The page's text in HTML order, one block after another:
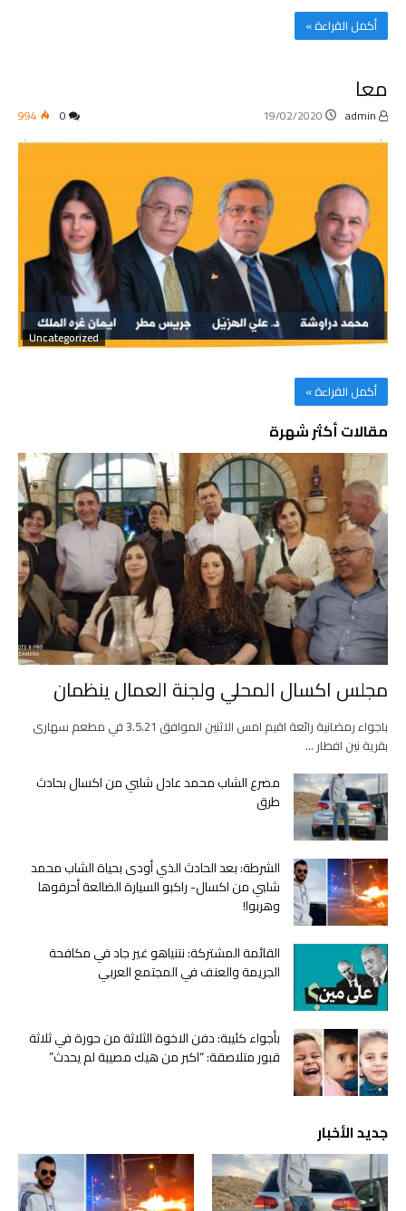
‫أكمل القراءة »‬
معا
19/02/2020
994
Uncategorized
‫أكمل القراءة »‬
مقالات أكثر شهرة
مجلس اكسال المحلي ولجنة العمال ينظمان
باجواء رمضانية رائعة اقيم امس الاثنين الموافق 3.5.21 في مطعم سهارى
بقرية نين افطار …
مصرع الشاب محمد عادل شلبي من اكسال بحادث
طرق
الشرطة: بعد الحادث الذي أودى بحياة الشاب محمد
شلبي من اكسال- راكبو السيارة الضالعة أحرقوها
وهربوا!
القائمة المشتركة: نتنياهو غير جاد في مكافحة
الجريمة والعنف في المجتمع العربي
بأجواء كئيبة: دفن الاخوة الثلاثة من حورة في ثلاثة
قبور متلاصقة: “اكبر من هيك مصيبة لم يحدث”
جديد الأخبار